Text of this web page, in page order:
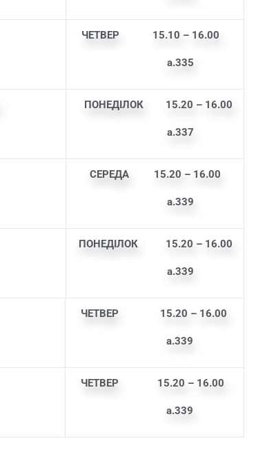
ЧЕТВЕР 15.10 – 16.00
а.335
ПОНЕДІЛОК 15.20 – 16.00
а.337
СЕРЕДА 15.20 – 16.00
а.339
ПОНЕДІЛОК 15.20 – 16.00
а.339
ЧЕТВЕР 15.20 – 16.00
а.339
ЧЕТВЕР 15.20 – 16.00
а.339